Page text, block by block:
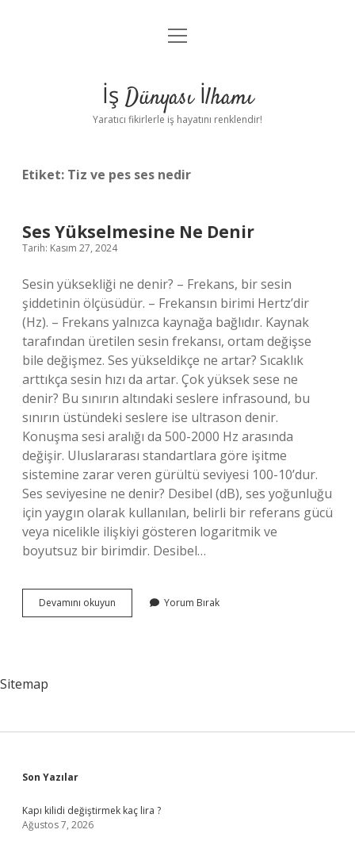
Anasayfa
Yasal Uyarı
menüyü
İş Dünyası İlhamı
Yaratıcı fikirlerle iş hayatını renklendir!
Etiket: Tiz ve pes ses nedir
Ses Yükselmesine Ne Denir
Tarih: Kasım 27, 2024
Sesin yüksekliği ne denir? – Frekans, bir sesin
şiddetinin ölçüsüdür. – Frekansın birimi Hertz’dir
(Hz). – Frekans yalnızca kaynağa bağlıdır. Kaynak
tarafından üretilen sesin frekansı, ortam değişse
bile değişmez. Ses yükseldikçe ne artar? Sıcaklık
arttıkça sesin hızı da artar. Çok yüksek sese ne
denir? Bu sınırın altındaki seslere infrasound, bu
sınırın üstündeki seslere ise ultrason denir.
Konuşma sesi aralığı da 500-2000 Hz arasında
değişir. Uluslararası standartlara göre işitme
sistemine zarar veren gürültü seviyesi 100-10’dur.
Ses seviyesine ne denir? Desibel (dB), ses yoğunluğu
için yaygın olarak kullanılan, belirli bir referans gücü
veya nicelikle ilişkiyi gösteren logaritmik ve
boyutsuz bir birimdir. Desibel…
Devamını okuyun
Yükselmesine
Yorum Bırak
Sitemap
Sidebar
Son Yazılar
Kapı kilidi değiştirmek kaç lira ?
Ağustos 7, 2026